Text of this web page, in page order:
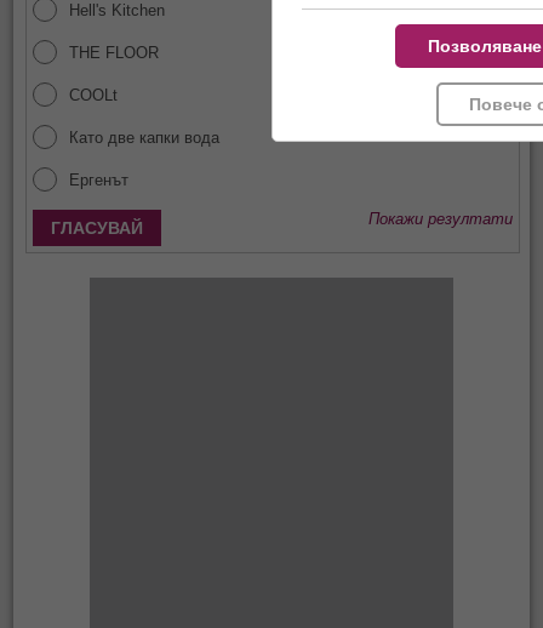
Hell's Kitchen
THE FLOOR
COOLt
Като две капки вода
Ергенът
Покажи резултати
Повече